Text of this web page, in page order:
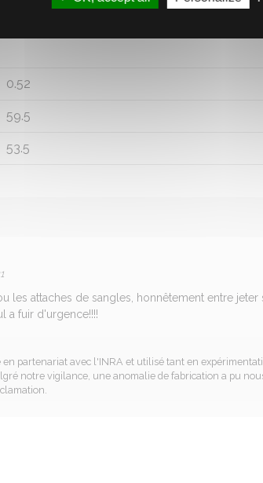
0.52
59.5
53.5
les attaches de sangles, honnêtement entre
a fuir d'urgence!!!!
partenariat avec l'INRA et utilisé tant en
notre vigilance, une anomalie de fabrication a pu